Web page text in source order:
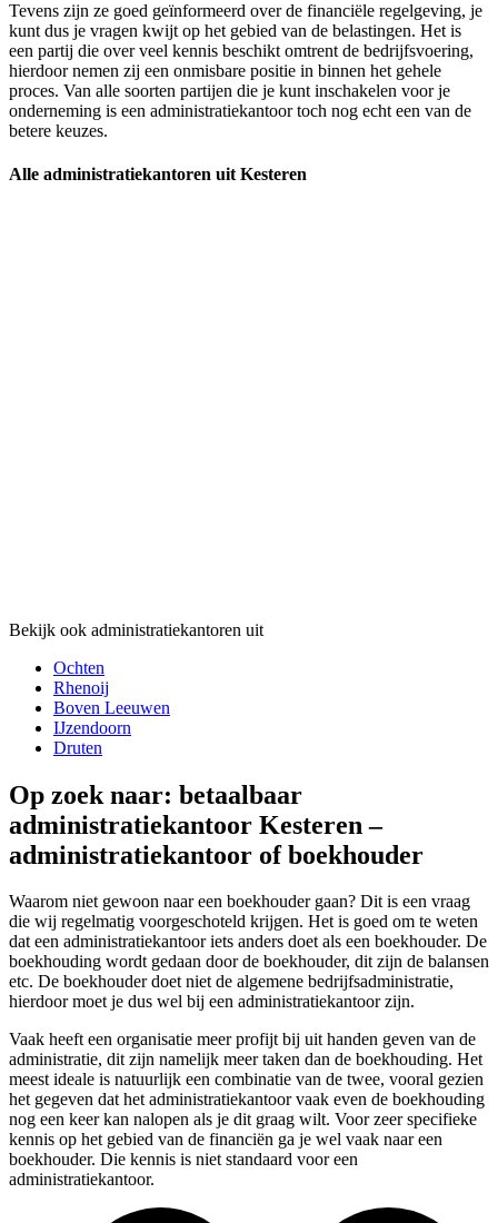
Tevens zijn ze goed geïnformeerd over de financiële regelgeving, je
kunt dus je vragen kwijt op het gebied van de belastingen. Het is
een partij die over veel kennis beschikt omtrent de bedrijfsvoering,
hierdoor nemen zij een onmisbare positie in binnen het gehele
proces. Van alle soorten partijen die je kunt inschakelen voor je
onderneming is een administratiekantoor toch nog echt een van de
betere keuzes.
Alle administratiekantoren uit Kesteren
Bekijk ook administratiekantoren uit
Ochten
Rhenoij
Boven Leeuwen
IJzendoorn
Druten
Op zoek naar: betaalbaar
administratiekantoor Kesteren –
administratiekantoor of boekhouder
Waarom niet gewoon naar een boekhouder gaan? Dit is een vraag
die wij regelmatig voorgeschoteld krijgen. Het is goed om te weten
dat een administratiekantoor iets anders doet als een boekhouder. De
boekhouding wordt gedaan door de boekhouder, dit zijn de balansen
etc. De boekhouder doet niet de algemene bedrijfsadministratie,
hierdoor moet je dus wel bij een administratiekantoor zijn.
Vaak heeft een organisatie meer profijt bij uit handen geven van de
administratie, dit zijn namelijk meer taken dan de boekhouding. Het
meest ideale is natuurlijk een combinatie van de twee, vooral gezien
het gegeven dat het administratiekantoor vaak even de boekhouding
nog een keer kan nalopen als je dit graag wilt. Voor zeer specifieke
kennis op het gebied van de financiën ga je wel vaak naar een
boekhouder. Die kennis is niet standaard voor een
administratiekantoor.